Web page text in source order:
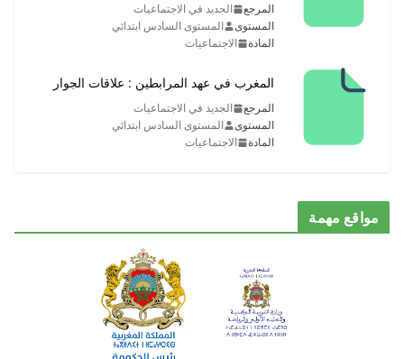
المرجع
الجديد في الاجتماعيات
المستوى
المستوى السادس ابتدائي
المادة
الاجتماعيات
المغرب في عهد المرابطين : علاقات الجوار
المرجع
الجديد في الاجتماعيات
المستوى
المستوى السادس ابتدائي
المادة
الاجتماعيات
مواقع مهمة